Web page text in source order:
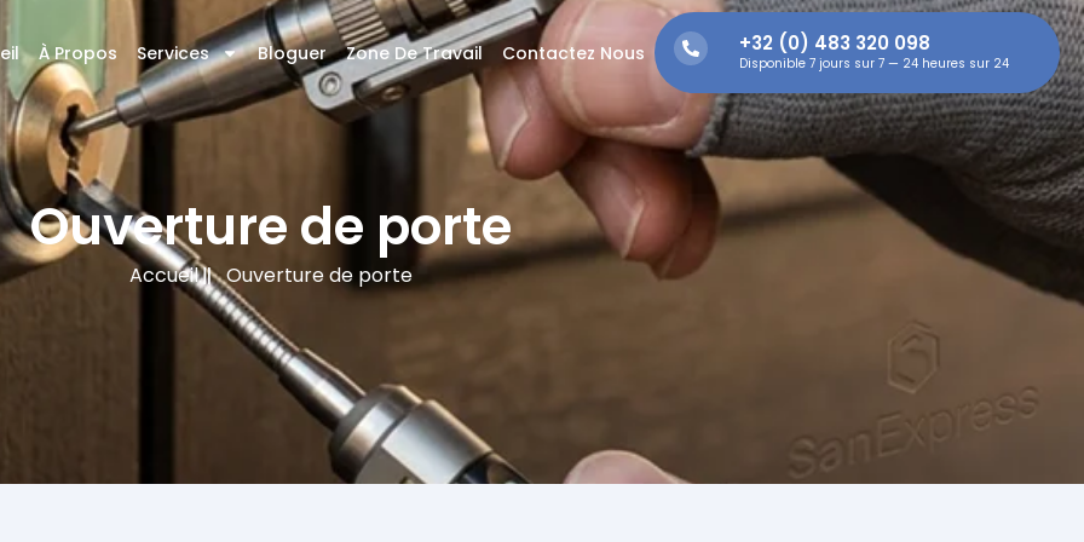
À Propos Services Bloguer Zone De Travail Contactez Nous +32 (0) 483 320 098
Disponible 7 jours sur 7 — 24 heures sur 24
Ouverture de porte
Accueil Ouverture de porte